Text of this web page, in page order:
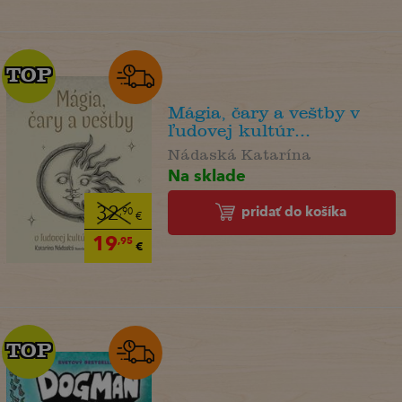
32,90€
19,95€
TOP
TOP
Mágia, čary a veštby v
ľudovej kultúr...
Nádaská Katarína
Na sklade
pridať do košíka
TOP
TOP